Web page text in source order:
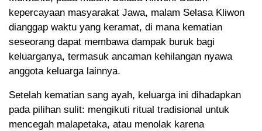
kepercayaan masyarakat Jawa, malam Selasa Kliwon
dianggap waktu yang keramat, di mana kematian
seseorang dapat membawa dampak buruk bagi
keluarganya, termasuk ancaman kehilangan nyawa
anggota keluarga lainnya.
Setelah kematian sang ayah, keluarga ini dihadapkan
pada pilihan sulit: mengikuti ritual tradisional untuk
mencegah malapetaka, atau menolak karena